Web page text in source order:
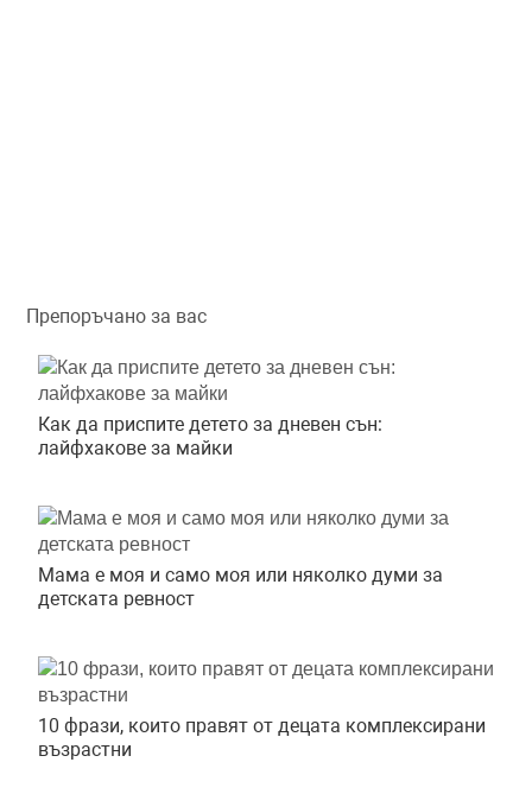
Препоръчано за вас
Как да приспите детето за дневен сън:
лайфхакове за майки
Мама е моя и само моя или няколко думи за
детската ревност
10 фрази, които правят от децата комплексирани
възрастни